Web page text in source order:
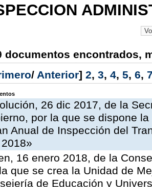
documentos encontrados,
/ Anterior] 2, 3, 4, 5, 6,
26 dic 2017, de la
por la que se dispone
Anual de Inspección del
16 enero 2018, de la
que se crea la Unidad de
de Educación y